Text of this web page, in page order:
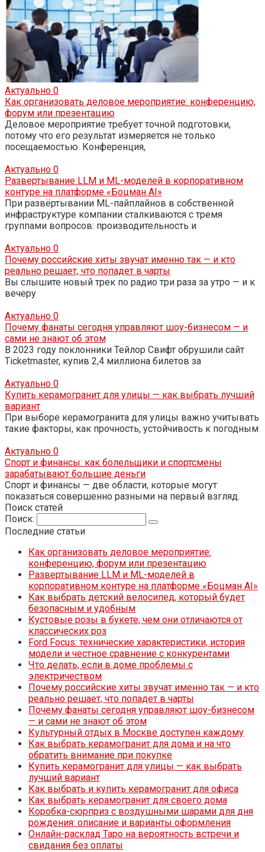
Актуально 0
Как организовать деловое мероприятие: конференцию,
форум или презентацию
Деловое мероприятие требует точной подготовки,
потому что его результат измеряется не только
посещаемостью. Конференция,
Актуально 0
Развертывание LLM и ML-моделей в корпоративном
контуре на платформе «Боцман AI»
При развёртывании ML-пайплайнов в собственной
инфраструктуре компании сталкиваются с тремя
группами вопросов: производительность и
Актуально 0
Почему российские хиты звучат именно так — и кто
реально решает, что попадет в чарты
Вы слышите новый трек по радио три раза за утро — и к
вечеру
Актуально 0
Почему фанаты сегодня управляют шоу-бизнесом — и
сами не знают об этом
В 2023 году поклонники Тейлор Свифт обрушили сайт
Ticketmaster, купив 2,4 миллиона билетов за
Актуально 0
Купить керамогранит для улицы — как выбрать лучший
вариант
При выборе керамогранита для улицы важно учитывать
такие факторы, как прочность, устойчивость к погодным
Актуально 0
Спорт и финансы: как болельщики и спортсмены
зарабатывают большие деньги
Спорт и финансы — две области, которые могут
показаться совершенно разными на первый взгляд.
Поиск статей
Поиск:
Последние статьи
Как организовать деловое мероприятие:
конференцию, форум или презентацию
Развертывание LLM и ML-моделей в
корпоративном контуре на платформе «Боцман AI»
Как выбрать детский велосипед, который будет
безопасным и удобным
Кустовые розы в букете, чем они отличаются от
классических роз
Ford Focus: технические характеристики, история
модели и честное сравнение с конкурентами
Что делать, если в доме проблемы с
электричеством
Почему российские хиты звучат именно так — и кто
реально решает, что попадет в чарты
Почему фанаты сегодня управляют шоу-бизнесом
— и сами не знают об этом
Культурный отдых в Москве доступен каждому
Как выбрать керамогранит для дома и на что
обратить внимание при покупке
Купить керамогранит для улицы — как выбрать
лучший вариант
Как выбрать и купить керамогранит для офиса
Как выбрать керамогранит для своего дома
Коробка-сюрприз с воздушными шарами для дня
рождения: описание и варианты оформления
Онлайн-расклад Таро на вероятность встречи и
свидания без оплаты